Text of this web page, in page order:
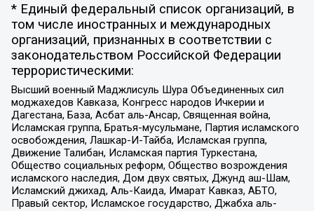
* Единый федеральный список организаций, в
том числе иностранных и международных
организаций, признанных в соответствии с
законодательством Российской Федерации
террористическими:
Высший военный Маджлисуль Шура Объединенных сил
моджахедов Кавказа, Конгресс народов Ичкерии и
Дагестана, База, Асбат аль-Ансар, Священная война,
Исламская группа, Братья-мусульмане, Партия исламского
освобождения, Лашкар-И-Тайба, Исламская группа,
Движение Талибан, Исламская партия Туркестана,
Общество социальных реформ, Общество возрождения
исламского наследия, Дом двух святых, Джунд аш-Шам,
Исламский джихад, Аль-Каида, Имарат Кавказ, АБТО,
Правый сектор, Исламское государство, Джабха аль-